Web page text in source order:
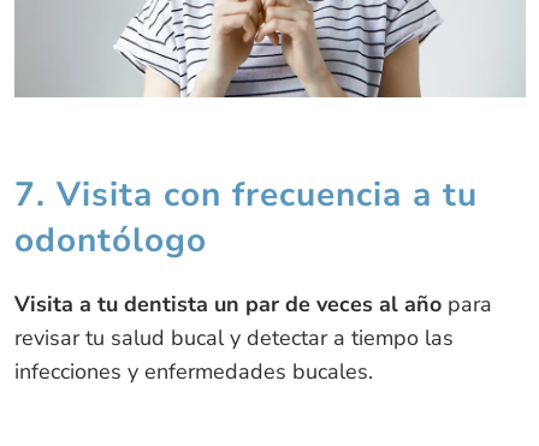
7. Visita con frecuencia a tu
odontólogo
Visita a tu dentista un par de veces al año para
revisar tu salud bucal y detectar a tiempo las
infecciones y enfermedades bucales.